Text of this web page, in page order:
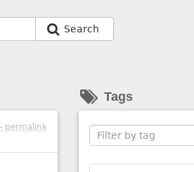
Search
permalink
Tags